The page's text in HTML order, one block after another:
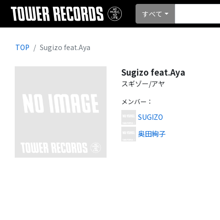
すべて
TOP Sugizo feat.Aya
Sugizo feat.Aya
スギゾー/アヤ
メンバー ：
SUGIZO
奥田絢子